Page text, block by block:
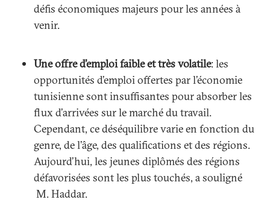
défis économiques majeurs pour les années à
venir.
Une offre d’emploi faible et très volatile: les
opportunités d’emploi offertes par l’économie
tunisienne sont insuffisantes pour absorber les
flux d’arrivées sur le marché du travail.
Cependant, ce déséquilibre varie en fonction du
genre, de l’âge, des qualifications et des régions.
Aujourd’hui, les jeunes diplômés des régions
défavorisées sont les plus touchés, a souligné
M. Haddar.